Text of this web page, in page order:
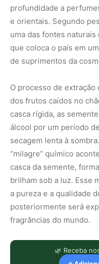
profundidade a
e orientais. Segundo
uma das fontes
que coloca o país em
de suprimentos da
O processo de extração
dos frutos caídos no
casca rígida, as
álcool por um período
secagem lenta à
“milagre” químico
casca da semente,
brilham sob a luz. Esse
a pureza e a qualidade
posteriormente será
fragrâncias do mundo.
🌿 Receba